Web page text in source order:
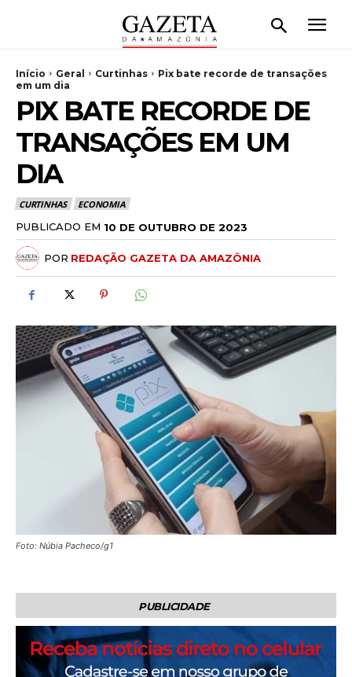
Início Geral Curtinhas
Pix bate recorde de transações
em um dia
PIX BATE RECORDE DE
TRANSAÇÕES EM UM
DIA
CURTINHAS ECONOMIA
PUBLICADO EM 10 DE OUTUBRO DE 2023
POR REDAÇÃO GAZETA DA AMAZÔNIA
Foto: Núbia Pacheco/g1
PUBLICIDADE